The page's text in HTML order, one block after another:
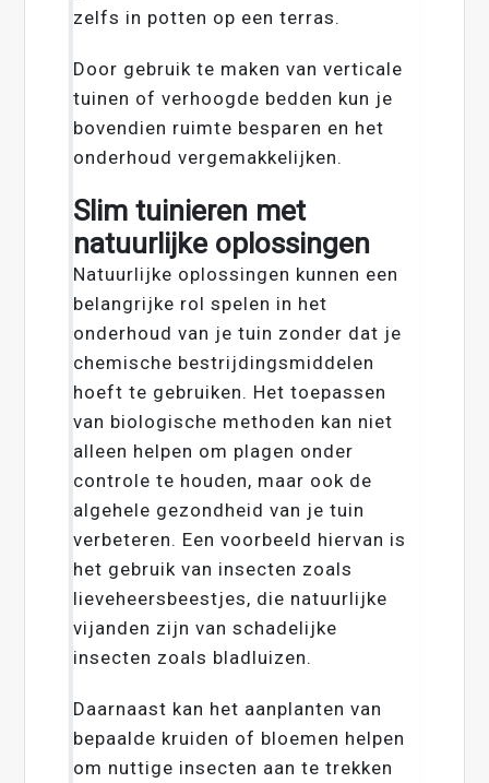
zelfs in potten op een terras.
Door gebruik te maken van verticale
tuinen of verhoogde bedden kun je
bovendien ruimte besparen en het
onderhoud vergemakkelijken.
Slim tuinieren met
natuurlijke oplossingen
Natuurlijke oplossingen kunnen een
belangrijke rol spelen in het
onderhoud van je tuin zonder dat je
chemische bestrijdingsmiddelen
hoeft te gebruiken. Het toepassen
van biologische methoden kan niet
alleen helpen om plagen onder
controle te houden, maar ook de
algehele gezondheid van je tuin
verbeteren. Een voorbeeld hiervan is
het gebruik van insecten zoals
lieveheersbeestjes, die natuurlijke
vijanden zijn van schadelijke
insecten zoals bladluizen.
Daarnaast kan het aanplanten van
bepaalde kruiden of bloemen helpen
om nuttige insecten aan te trekken